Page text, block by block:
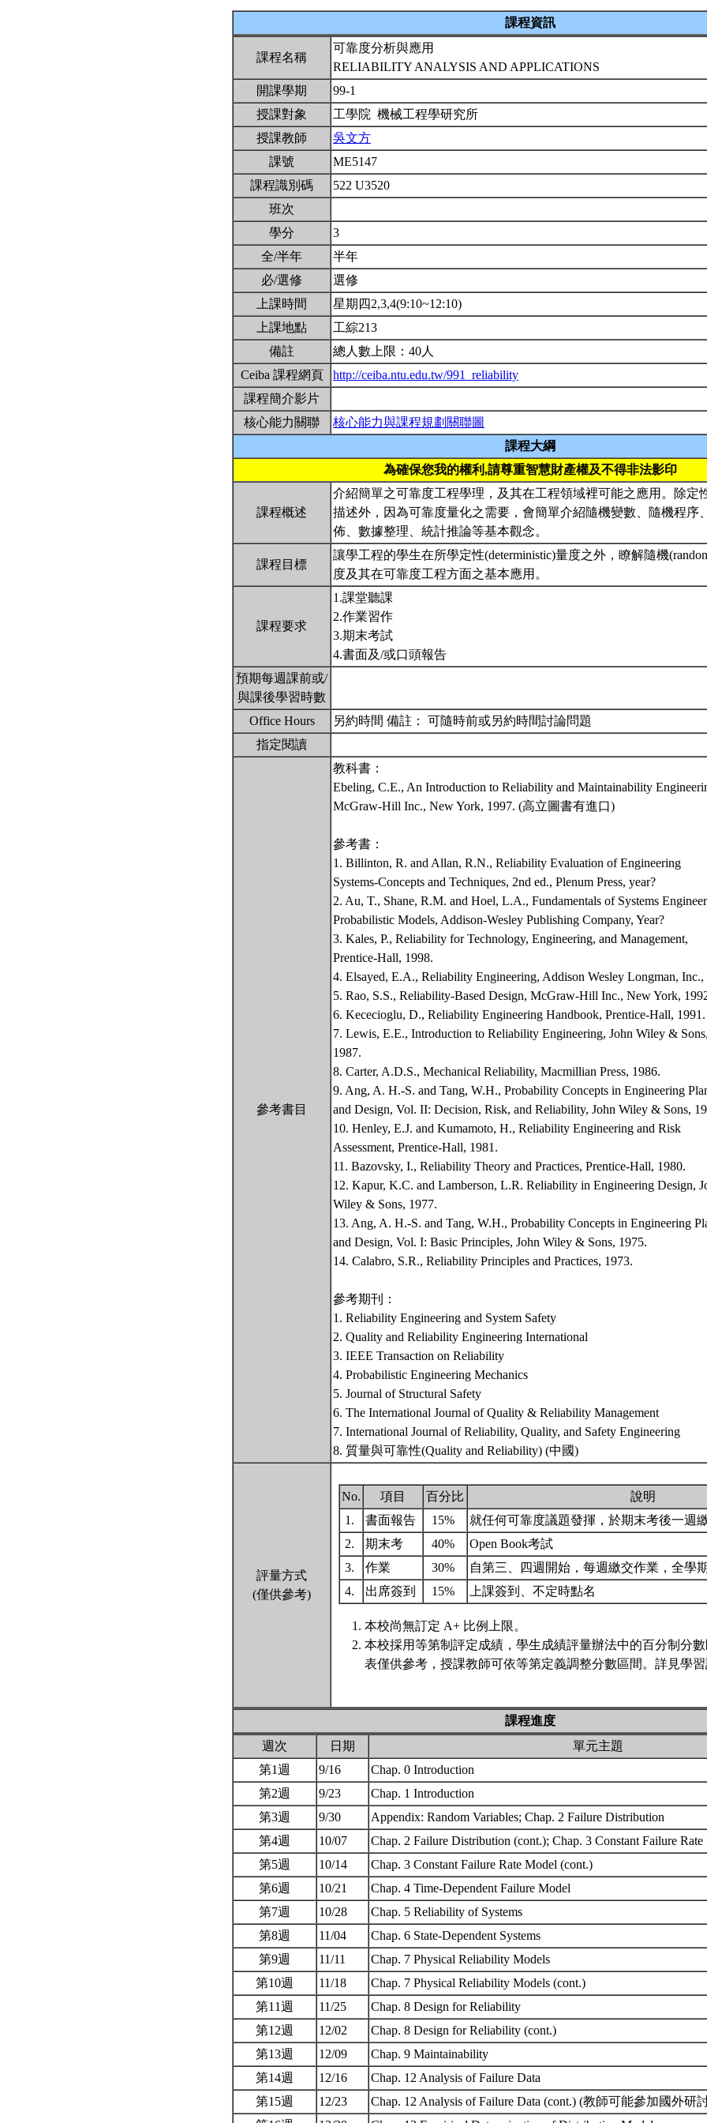
課程資訊
課程名稱
可靠度分析與應用
RELIABILITY ANALYSIS AND APPLICATIONS
開課學期
99-1
授課對象
工學院 機械工程學研究所
授課教師
吳文方
課號
ME5147
課程識別碼
522 U3520
班次
學分
3
全/半年
半年
必/選修
選修
上課時間
星期四2,3,4(9:10~12:10)
上課地點
工綜213
備註
總人數上限：40人
Ceiba 課程網頁
http://ceiba.ntu.edu.tw/991_reliability
課程簡介影片
核心能力關聯
核心能力與課程規劃關聯圖
課程大綱
為確保您我的權利,請尊重智慧財產權及不得非法影印
課程概述
介紹簡單之可靠度工程學理，及其在工程領域裡可能之應用。除定
描述外，因為可靠度量化之需要，會簡單介紹隨機變數、隨機程序
佈、數據整理、統計推論等基本觀念。
課程目標
讓學工程的學生在所學定性(deterministic)量度之外，瞭解隨機
度及其在可靠度工程方面之基本應用。
課程要求
1.課堂聽課
2.作業習作
3.期末考試
4.書面及/或口頭報告
預期每週課前或/
與課後學習時數
Office Hours
另約時間 備註： 可隨時前或另約時間討論問題
指定閱讀
參考書目
教科書：
Ebeling, C.E., An Introduction to Reliability and Maintainability
McGraw-Hill Inc., New York, 1997. (高立圖書有進口)
參考書：
1. Billinton, R. and Allan, R.N., Reliability Evaluation of Engineering
Systems-Concepts and Techniques, 2nd ed., Plenum Press, year?
2. Au, T., Shane, R.M. and Hoel, L.A., Fundamentals of Systems
Probabilistic Models, Addison-Wesley Publishing Company, Year?
3. Kales, P., Reliability for Technology, Engineering, and Management,
Prentice-Hall, 1998.
4. Elsayed, E.A., Reliability Engineering, Addison Wesley Longman, Inc.,
5. Rao, S.S., Reliability-Based Design, McGraw-Hill Inc., New York,
6. Kececioglu, D., Reliability Engineering Handbook, Prentice-Hall, 1991.
7. Lewis, E.E., Introduction to Reliability Engineering, John Wiley & Sons,
1987.
8. Carter, A.D.S., Mechanical Reliability, Macmillian Press, 1986.
9. Ang, A. H.-S. and Tang, W.H., Probability Concepts in Engineering
and Design, Vol. II: Decision, Risk, and Reliability, John Wiley & Sons,
10. Henley, E.J. and Kumamoto, H., Reliability Engineering and Risk
Assessment, Prentice-Hall, 1981.
11. Bazovsky, I., Reliability Theory and Practices, Prentice-Hall, 1980.
12. Kapur, K.C. and Lamberson, L.R. Reliability in Engineering Design,
Wiley & Sons, 1977.
13. Ang, A. H.-S. and Tang, W.H., Probability Concepts in Engineering
and Design, Vol. I: Basic Principles, John Wiley & Sons, 1975.
14. Calabro, S.R., Reliability Principles and Practices, 1973.
參考期刊：
1. Reliability Engineering and System Safety
2. Quality and Reliability Engineering International
3. IEEE Transaction on Reliability
4. Probabilistic Engineering Mechanics
5. Journal of Structural Safety
6. The International Journal of Quality & Reliability Management
7. International Journal of Reliability, Quality, and Safety Engineering
8. 質量與可靠性(Quality and Reliability) (中國)
評量方式
(僅供參考)
No. 項目 百分比
說明
1.
書面報告 15%
就任何可靠度議題發揮，於期末考後一週
2.
期末考 40%
Open Book考試
3.
作業 30%
自第三、四週開始，每週繳交作業，全學
4.
出席簽到 15% 上課簽到、不定時點名
本校尚無訂定 A+ 比例上限。
本校採用等第制評定成績，學生成績評量辦法中的百分制分
表僅供參考，授課教師可依等第定義調整分數區間。詳見學
課程進度
週次
日期
單元主題
第1週
9/16
Chap. 0 Introduction
第2週
9/23
Chap. 1 Introduction
第3週
9/30
Appendix: Random Variables; Chap. 2 Failure Distribution
第4週
10/07
Chap. 2 Failure Distribution (cont.); Chap. 3 Constant Failure Rate
第5週
10/14
Chap. 3 Constant Failure Rate Model (cont.)
第6週
10/21
Chap. 4 Time-Dependent Failure Model
第7週
10/28
Chap. 5 Reliability of Systems
第8週
11/04
Chap. 6 State-Dependent Systems
第9週
11/11
Chap. 7 Physical Reliability Models
第10週
11/18
Chap. 7 Physical Reliability Models (cont.)
第11週
11/25
Chap. 8 Design for Reliability
第12週
12/02
Chap. 8 Design for Reliability (cont.)
第13週
12/09
Chap. 9 Maintainability
第14週
12/16
Chap. 12 Analysis of Failure Data
第15週
12/23
Chap. 12 Analysis of Failure Data (cont.) (教師可能參加國外研